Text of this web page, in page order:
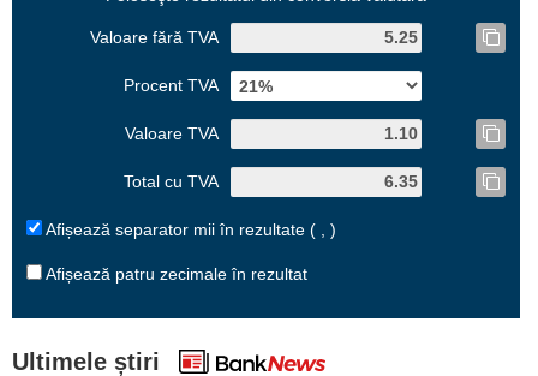
Valoare fără TVA
Procent TVA
Valoare TVA
Total cu TVA
Afișează separator mii în rezultate ( , )
Afișează patru zecimale în rezultat
Ultimele știri